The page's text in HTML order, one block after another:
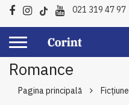
021 319 47 97
Romance
Pagina principală Ficțiune